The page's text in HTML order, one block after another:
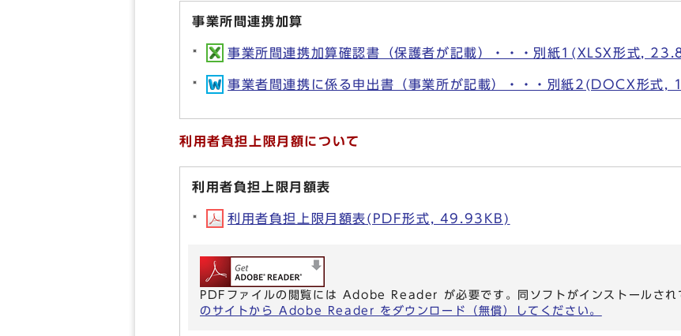
事業所間連携加算
事業所間連携加算確認書（保護者が記載）・・・別紙1(XLSX形式,
事業者間連携に係る申出書（事業所が記載）・・・別紙2(DOCX形式,
利用者負担上限月額について
利用者負担上限月額表
利用者負担上限月額表(PDF形式, 49.93KB)
PDFファイルの閲覧には Adobe Reader が必要です。同ソフトがインストールされ
のサイトから Adobe Reader をダウンロード（無償）してください。